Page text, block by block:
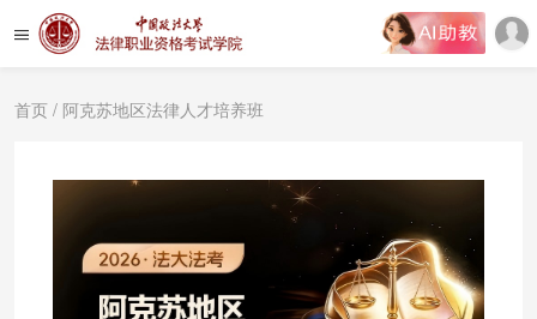
首页 / 阿克苏地区法律人才培养班